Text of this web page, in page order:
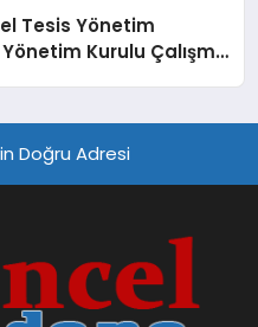
Tesis Yönetim
Yönetim Kurulu Çalışma
Doğru Adresi